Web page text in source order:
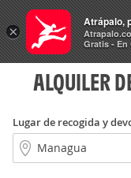
Rent
a Car
ALQUILER
Lugar de recogida y
×
Atrápalo,
Gratis - En